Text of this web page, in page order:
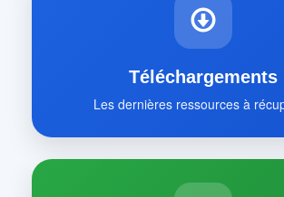
Téléchargements
Les dernières ressources à